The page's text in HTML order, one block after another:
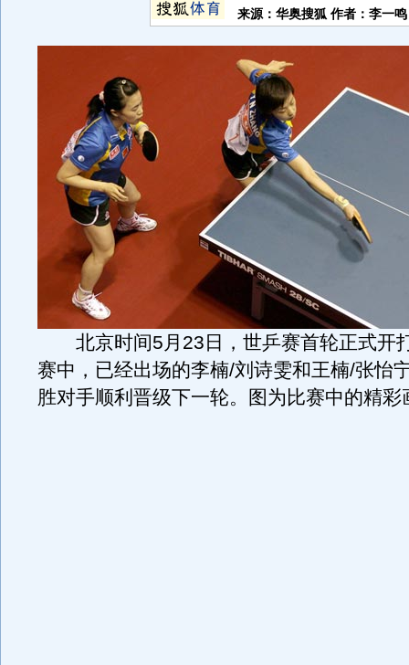
来源：华奥搜狐 作者：李一鸣
北京时间5月23日，世乒赛首轮正式开
赛中，已经出场的李楠/刘诗雯和王楠/张怡
胜对手顺利晋级下一轮。图为比赛中的精彩